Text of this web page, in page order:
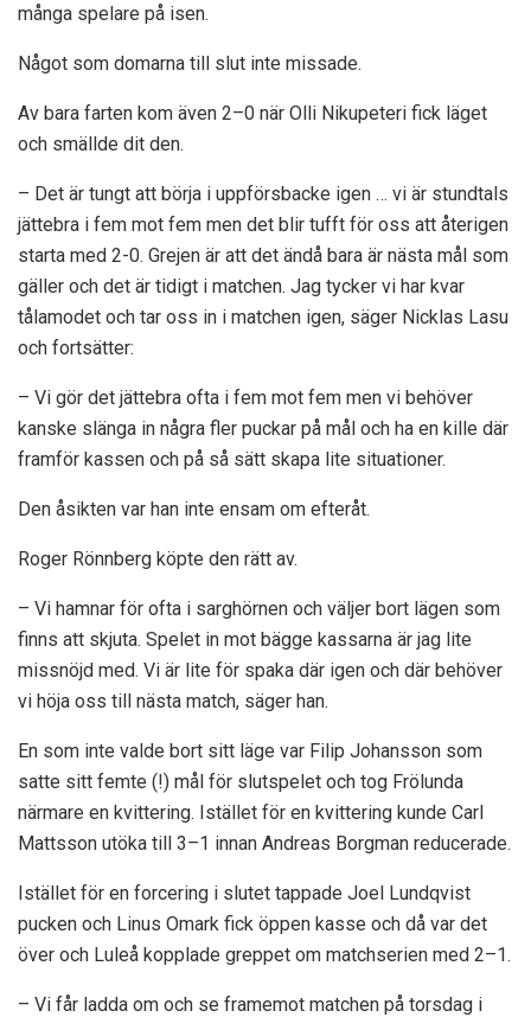
många spelare på isen.
Något som domarna till slut inte missade.
Av bara farten kom även 2–0 när Olli Nikupeteri fick läget
och smällde dit den.
– Det är tungt att börja i uppförsbacke igen … vi är stundtals
jättebra i fem mot fem men det blir tufft för oss att återigen
starta med 2-0. Grejen är att det ändå bara är nästa mål som
gäller och det är tidigt i matchen. Jag tycker vi har kvar
tålamodet och tar oss in i matchen igen, säger Nicklas Lasu
och fortsätter:
– Vi gör det jättebra ofta i fem mot fem men vi behöver
kanske slänga in några fler puckar på mål och ha en kille där
framför kassen och på så sätt skapa lite situationer.
Den åsikten var han inte ensam om efteråt.
Roger Rönnberg köpte den rätt av.
– Vi hamnar för ofta i sarghörnen och väljer bort lägen som
finns att skjuta. Spelet in mot bägge kassarna är jag lite
missnöjd med. Vi är lite för spaka där igen och där behöver
vi höja oss till nästa match, säger han.
En som inte valde bort sitt läge var Filip Johansson som
satte sitt femte (!) mål för slutspelet och tog Frölunda
närmare en kvittering. Istället för en kvittering kunde Carl
Mattsson utöka till 3–1 innan Andreas Borgman reducerade.
Istället för en forcering i slutet tappade Joel Lundqvist
pucken och Linus Omark fick öppen kasse och då var det
över och Luleå kopplade greppet om matchserien med 2–1.
– Vi får ladda om och se framemot matchen på torsdag i